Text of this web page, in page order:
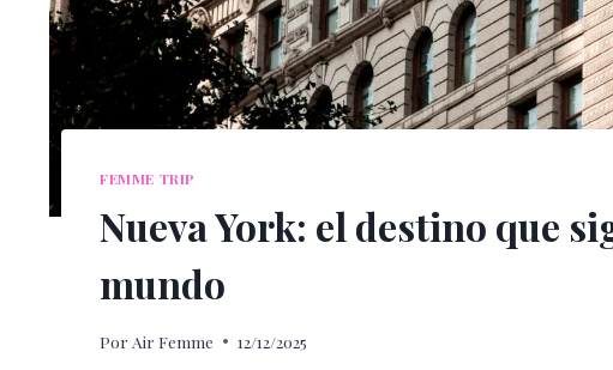
FEMME TRIP
Nueva York: el destino que
mundo
Por Air Femme 12/12/2025